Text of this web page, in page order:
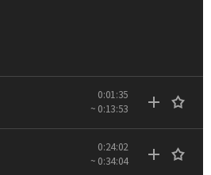
0:01:35
~ 0:13:53
0:24:02
~ 0:34:04